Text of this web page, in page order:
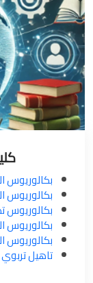
بكالوريوس
بكالوريوس
بكالوريوس
بكالوريوس
بكالوريوس
تاهيل تربوي